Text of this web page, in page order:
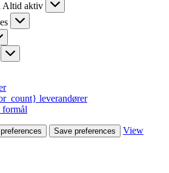
Altid aktiv
leverandører
formål
Save preferences
View